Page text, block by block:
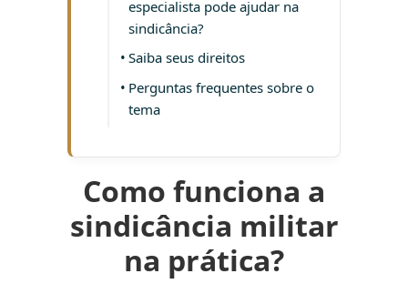
especialista pode ajudar na
sindicância?
Saiba seus direitos
Perguntas frequentes sobre o
tema
Como funciona a
sindicância militar
na prática?